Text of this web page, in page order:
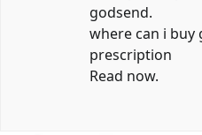
godsend.
where can i buy
prescription
Read now.